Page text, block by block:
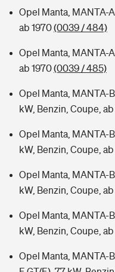
Opel Manta, MANTA-
ab 1970(0039 / 484)
Opel Manta, MANTA-
ab 1970(0039 / 485)
Opel Manta, MANTA-
kW, Benzin, Coupe, ab
Opel Manta, MANTA-
kW, Benzin, Coupe, ab
Opel Manta, MANTA-
kW, Benzin, Coupe, ab
Opel Manta, MANTA-
kW, Benzin, Coupe, ab
Opel Manta, MANTA-